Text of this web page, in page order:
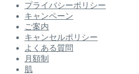
プライバシーポリシー
キャンペーン
ご案内
キャンセルポリシー
よくある質問
月額制
肌